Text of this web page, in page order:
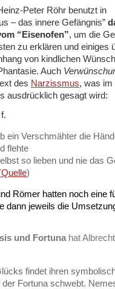
Peter Röhr benutzt in
– das innere Gefängnis”
“Eisenofen”, um die
zu erklären und einiges
von kindlichen
Auch
des Narzissmus, was
ausdrücklich gesagt wird:
ein Verschmähter die
und flehte
so lieben und nie das
Quelle)
Römer hatten noch eine
dann jeweils die
und Fortuna hat
findet ihren
Fortuna schwebt.